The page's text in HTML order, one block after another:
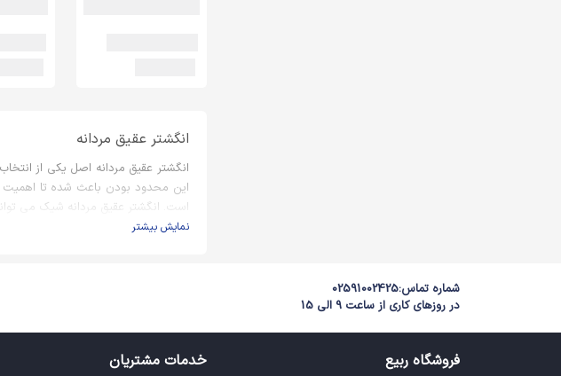
انگشتر عقیق مردانه
انگشتر عقیق مردانه اصل یکی از
این محدود بودن باعث شده تا اهمیت
است. انگشتر عقیق مردانه شیک می
انواع انگشتر عقیق مردانه
نمایش بیشتر
شماره تماس:02591002425
در روزهای کاری از ساعت 9 الی 15
فروشگاه ربیع خدمات مشتریان